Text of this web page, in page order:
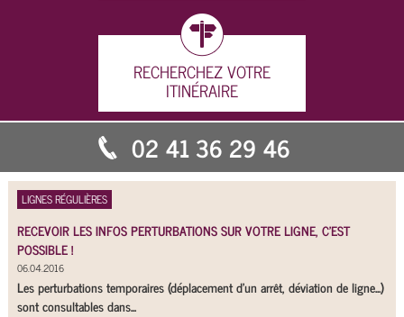
RECHERCHEZ VOTRE
ITINÉRAIRE
02 41 36 29 46
LIGNES RÉGULIÈRES
RECEVOIR LES INFOS PERTURBATIONS SUR VOTRE LIGNE, C'EST
POSSIBLE !
06.04.2016
Les perturbations temporaires (déplacement d'un arrêt, déviation de ligne...)
sont consultables dans...